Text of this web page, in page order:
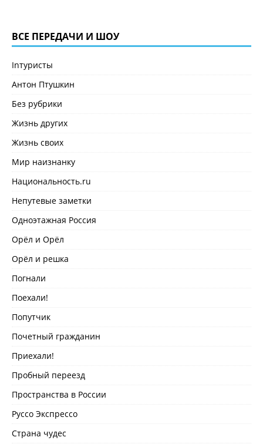
ВСЕ ПЕРЕДАЧИ И ШОУ
Inтуристы
Антон Птушкин
Без рубрики
Жизнь других
Жизнь своих
Мир наизнанку
Национальность.ru
Непутевые заметки
Одноэтажная Россия
Орёл и Орёл
Орёл и решка
Погнали
Поехали!
Попутчик
Почетный гражданин
Приехали!
Пробный переезд
Пространства в России
Руссо Экспрессо
Страна чудес